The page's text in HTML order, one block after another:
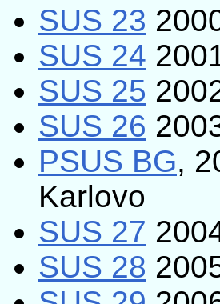
SUS 23
SUS 24
SUS 25
SUS 26
PSUS BG,
Karlovo
SUS 27
SUS 28